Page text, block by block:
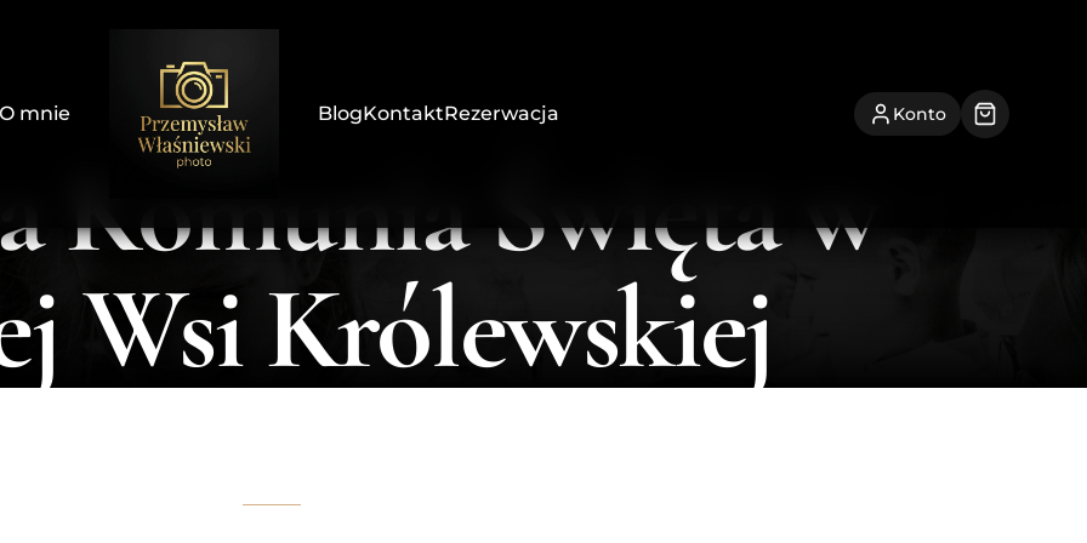
O mnie BlogKontaktRezerwacja Konto
Komunia Święta w
Wsi Królewskiej